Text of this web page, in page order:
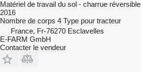
Matériel de travail du sol - charrue réversible
2016
Nombre de corps 4 Type pour tracteur
France, Fr-76270 Esclavelles
E-FARM GmbH
Contacter le vendeur